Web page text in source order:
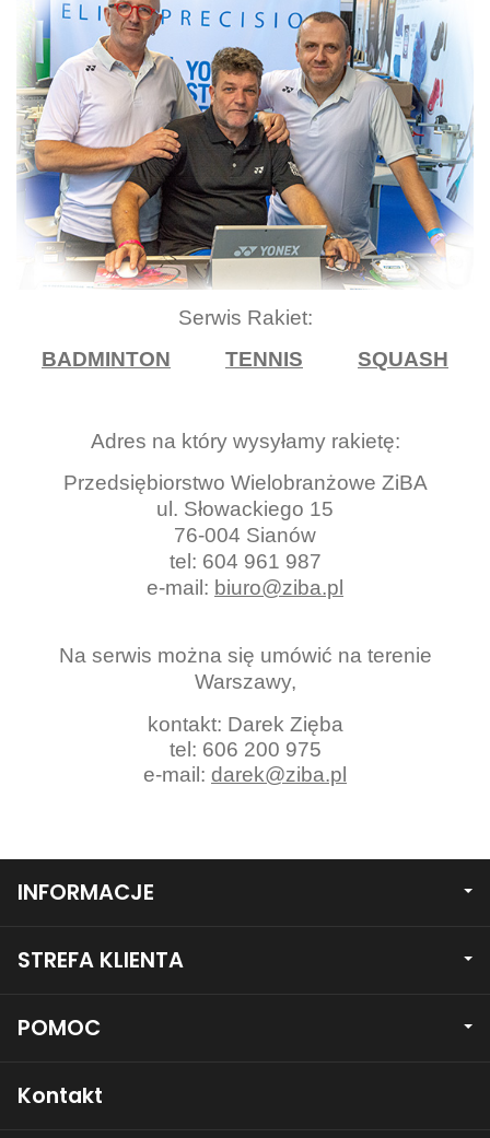
Serwis Rakiet:
BADMINTON
TENNIS SQUASH
Adres na który wysyłamy rakietę:
Przedsiębiorstwo Wielobranżowe ZiBA
ul. Słowackiego 15
76-004 Sianów
tel: 604 961 987
e-mail: biuro@ziba.pl
Na serwis można się umówić na terenie
Warszawy,
kontakt: Darek Zięba
tel: 606 200 975
e-mail: darek@ziba.pl
INFORMACJE
STREFA KLIENTA
POMOC
Kontakt